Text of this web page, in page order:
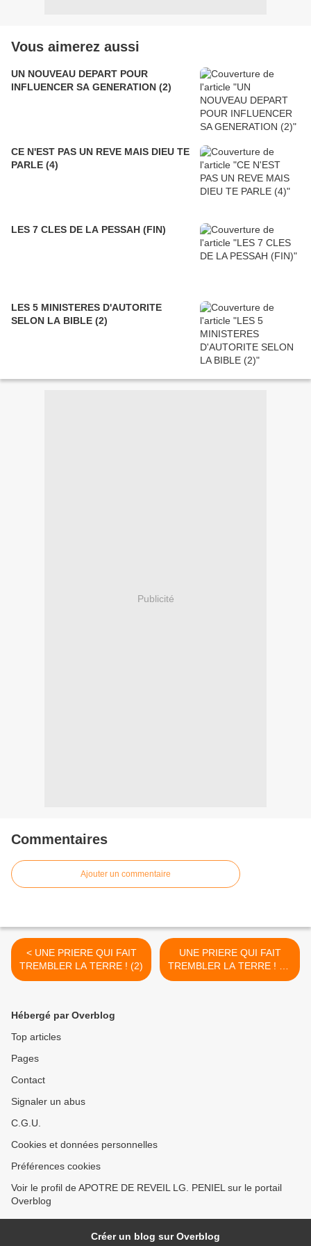
Vous aimerez aussi
UN NOUVEAU DEPART POUR
INFLUENCER SA GENERATION (2)
CE N'EST PAS UN REVE MAIS DIEU TE
PARLE (4)
LES 7 CLES DE LA PESSAH (FIN)
LES 5 MINISTERES D'AUTORITE
SELON LA BIBLE (2)
Publicité
Commentaires
Ajouter un commentaire
< UNE PRIERE QUI FAIT
TREMBLER LA TERRE ! (2)
UNE PRIERE QUI FAIT
TREMBLER LA TERRE ! (4)
>
Hébergé par Overblog
Top articles
Pages
Contact
Signaler un abus
C.G.U.
Cookies et données personnelles
Préférences cookies
Voir le profil de APOTRE DE REVEIL LG. PENIEL sur le portail
Overblog
Créer un blog sur Overblog